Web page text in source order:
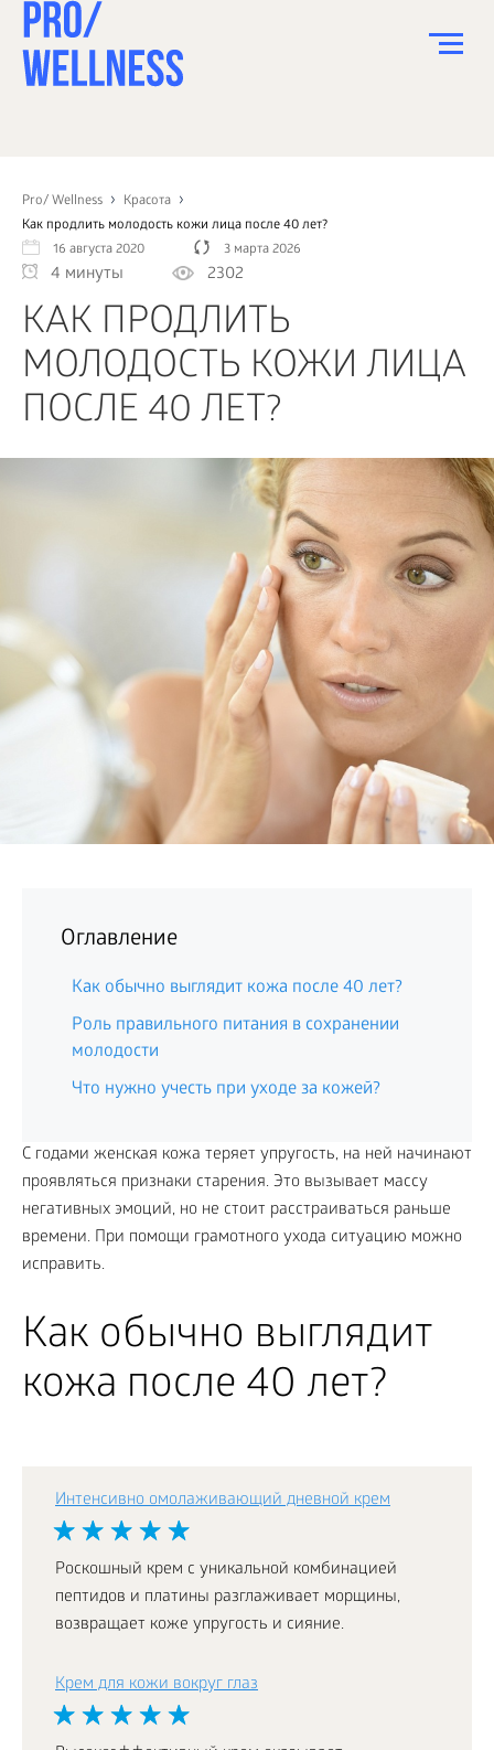
Pro/ Wellness
Красота
Как продлить молодость кожи лица после 40 лет?
16 августа 2020
3 марта 2026
4 минуты 2302
КАК ПРОДЛИТЬ
МОЛОДОСТЬ КОЖИ ЛИЦА
ПОСЛЕ 40 ЛЕТ?
Оглавление
Как обычно выглядит кожа после 40 лет?
Роль правильного питания в сохранении
молодости
Что нужно учесть при уходе за кожей?
С годами женская кожа теряет упругость, на ней начинают
проявляться признаки старения. Это вызывает массу
негативных эмоций, но не стоит расстраиваться раньше
времени. При помощи грамотного ухода ситуацию можно
исправить.
Как обычно выглядит
кожа после 40 лет?
Интенсивно омолаживающий дневной крем
Роскошный крем с уникальной комбинацией
пептидов и платины разглаживает морщины,
возвращает коже упругость и сияние.
Крем для кожи вокруг глаз
СПОРТ
ЗДОРОВЬЕ
КРАСОТА
ПСИХОЛОГИЯ
ДЕТИ
ДОМ
КАК?